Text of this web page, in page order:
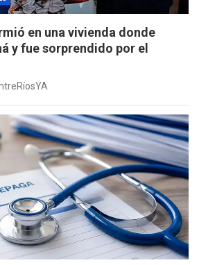
en una vivienda donde
y fue sorprendido por el